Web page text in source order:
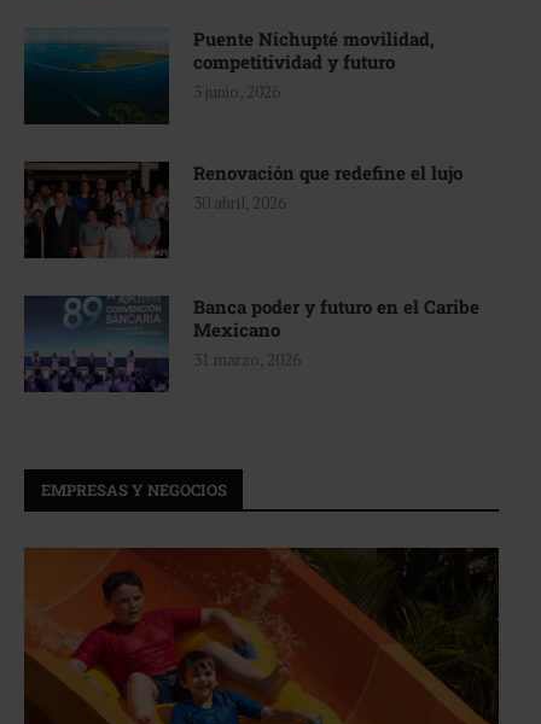
Puente Nichupté movilidad,
competitividad y futuro
3 junio, 2026
Renovación que redefine el lujo
30 abril, 2026
Banca poder y futuro en el Caribe
Mexicano
31 marzo, 2026
EMPRESAS Y NEGOCIOS